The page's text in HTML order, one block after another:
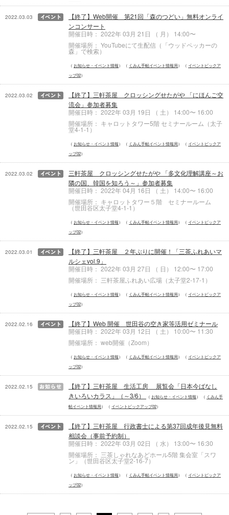
2022.03.03
【終了】Web開催 第21回「森のつどい」無料オンライ
ンコンサート
開催日時： 2022年 03月 21日 （ 月） 14:00〜
開催場所： YouTubeにて生配信（「ウッドペッカーの
森」で検索）
お知らせ・イベント情報 くみん手帖イベント情報局
イベントピックア
ップ02
2022.03.02
【終了】三軒茶屋 クロッシングせたがや 「にほんご交
流会」参加者募集
開催日時： 2022年 03月 19日 （ 土） 14:00〜 16:00
開催場所： キャロットタワー5階 セミナールーム（太子
堂4-1-1）
お知らせ・イベント情報 くみん手帖イベント情報局
イベントピックア
ップ02
2022.03.02
三軒茶屋 クロッシングせたがや 「多文化理解講座～お
隣の国、韓国を知ろう～」参加者募集
開催日時： 2022年 04月 16日 （ 土） 14:00〜 16:00
開催場所： キャロットタワー５階 セミナールーム
（世田谷区太子堂4-1-1）
お知らせ・イベント情報 くみん手帖イベント情報局
イベントピックア
ップ02
2022.03.01
【終了】三軒茶屋 ２年ぶりに開催！「三茶ふれあいマ
ルシェvol.9」
開催日時： 2022年 03月 27日 （ 日） 12:00〜 17:00
開催場所： 三軒茶屋ふれあい広場（太子堂2-17-1）
お知らせ・イベント情報 くみん手帖イベント情報局
イベントピックア
ップ02
2022.02.16
【終了】Web 開催 世田谷の空き家等活用ゼミナール
開催日時： 2022年 03月 12日 （ 土） 10:00〜 11:30
開催場所： web開催（Zoom）
お知らせ・イベント情報 くみん手帖イベント情報局
イベントピックア
ップ02
2022.02.15
【終了】三軒茶屋 生活工房 展覧会「日本今ばなし
きいろいカラス」（～3/6）
お知らせ・イベント情報
くみん手
帖イベント情報局
イベントピックアップ02
2022.02.15
【終了】三軒茶屋 行政書士による第37回成年後見無料
相談会（事前予約制）
開催日時： 2022年 03月 02日 （ 水） 13:00〜 16:30
開催場所： 三茶しゃれなあどホール5階 集会室「スワ
ン」（世田谷区太子堂2-16-7）
お知らせ・イベント情報 くみん手帖イベント情報局
イベントピックア
ップ02